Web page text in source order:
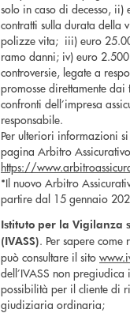
solo in caso di decesso,
contratti sulla durata della
polizze vita; iii) euro
ramo danni; iv) euro
controversie, legate a
promosse direttamente
confronti dell’impresa
responsabile.
Per ulteriori informazioni
pagina Arbitro Assicurativo
https://
*Il nuovo Arbitro
partire dal 15 gennaio
Istituto per la Vigilanza
(IVASS). Per sapere come
può consultare il sito
dell’IVASS non
possibilità per il cliente di
giudiziaria ordinaria;